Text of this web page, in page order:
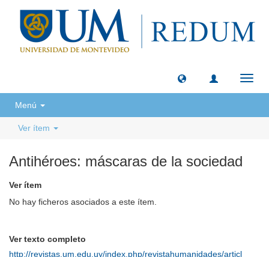
Menú
Ver ítem
Antihéroes: máscaras de la sociedad
Ver ítem
No hay ficheros asociados a este ítem.
Ver texto completo
http://revistas.um.edu.uy/index.php/revistahumanidades/articl